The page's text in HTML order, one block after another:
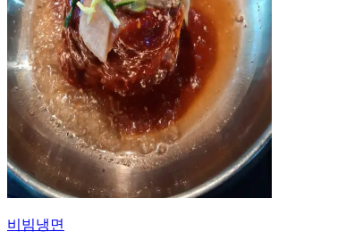
비빔냉면